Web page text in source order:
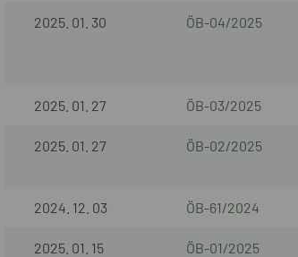
2025. 01. 30 ÖB-04/2025
2025. 01. 27 ÖB-03/2025
2025. 01. 27 ÖB-02/2025
2024. 12. 03 ÖB-61/2024
2025. 01. 15 ÖB-01/2025